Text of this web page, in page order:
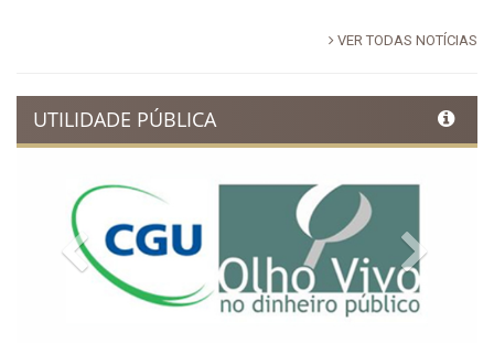
VER TODAS NOTÍCIAS
UTILIDADE PÚBLICA
Previous